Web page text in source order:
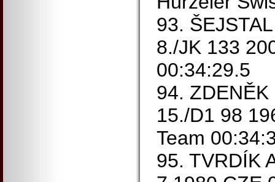
93.
8./JK 133
00:34:29.5
94.
15./D1 98
Team
95. TVRDÍK